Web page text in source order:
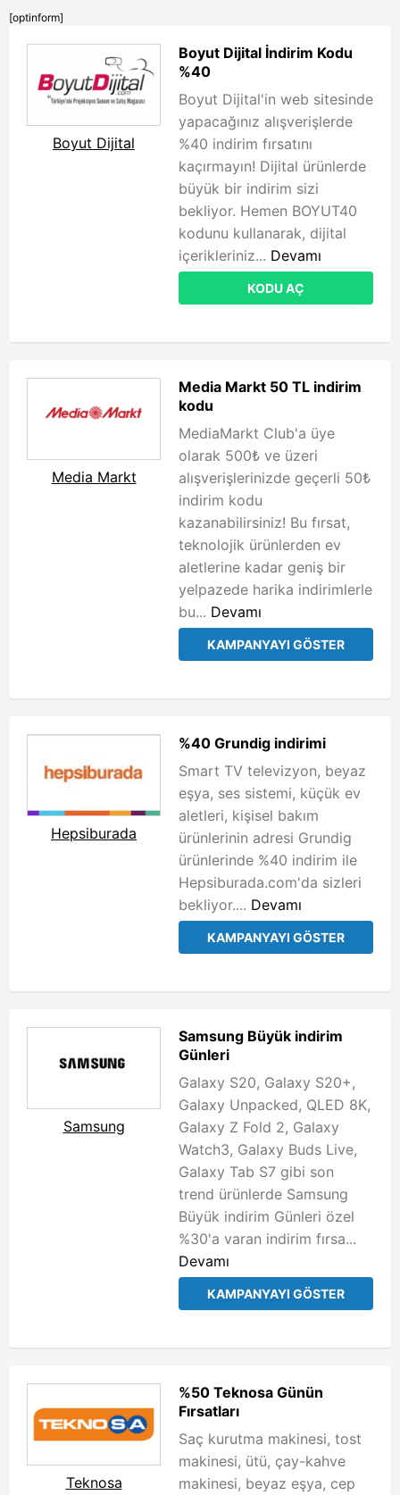
[optinform]
Boyut Dijital
Boyut Dijital İndirim Kodu
%40
Boyut Dijital'in web sitesinde
yapacağınız alışverişlerde
%40 indirim fırsatını
kaçırmayın! Dijital ürünlerde
büyük bir indirim sizi
bekliyor. Hemen BOYUT40
kodunu kullanarak, dijital
içerikleriniz... Devamı
KODU AÇ
Media Markt
Media Markt 50 TL indirim
kodu
MediaMarkt Club'a üye
olarak 500₺ ve üzeri
alışverişlerinizde geçerli 50₺
indirim kodu
kazanabilirsiniz! Bu fırsat,
teknolojik ürünlerden ev
aletlerine kadar geniş bir
yelpazede harika indirimlerle
bu... Devamı
KAMPANYAYI GÖSTER
Hepsiburada
%40 Grundig indirimi
Smart TV televizyon, beyaz
eşya, ses sistemi, küçük ev
aletleri, kişisel bakım
ürünlerinin adresi Grundig
ürünlerinde %40 indirim ile
Hepsiburada.com'da sizleri
bekliyor.... Devamı
KAMPANYAYI GÖSTER
Samsung
Samsung Büyük indirim
Günleri
Galaxy S20, Galaxy S20+,
Galaxy Unpacked, QLED 8K,
Galaxy Z Fold 2, Galaxy
Watch3, Galaxy Buds Live,
Galaxy Tab S7 gibi son
trend ürünlerde Samsung
Büyük indirim Günleri özel
%30'a varan indirim fırsa...
Devamı
KAMPANYAYI GÖSTER
Teknosa
%50 Teknosa Günün
Fırsatları
Saç kurutma makinesi, tost
makinesi, ütü, çay-kahve
makinesi, beyaz eşya, cep